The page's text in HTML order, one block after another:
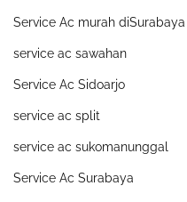
Service Ac murah
service ac sawahan
Service Ac Sidoarjo
service ac split
service ac sukomanunggal
Service Ac Surabaya